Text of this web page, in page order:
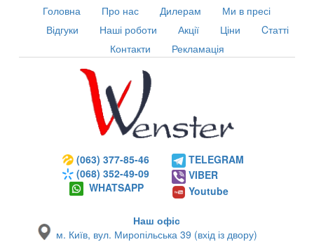
Головна Про нас Дилерам
Ми в пресі
Відгуки
Наші роботи Акції Ціни
Cтатті
Контакти
Рекламація
(063) 377-85-46
(068) 352-49-09
WHATSAPP
TELEGRAM
VIBER
Youtube
Наш офіс
м. Київ, вул. Миропільська 39 (вхід із двору)